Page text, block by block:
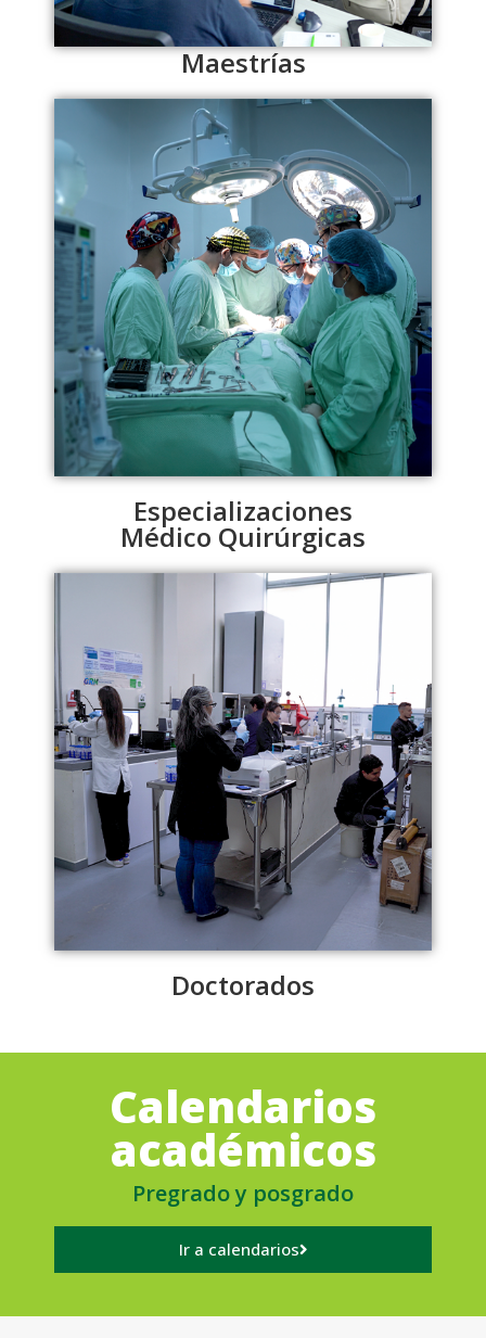
Maestrías
Especializaciones
Médico Quirúrgicas
Doctorados
Calendarios
académicos
Pregrado y posgrado
Ir a calendarios